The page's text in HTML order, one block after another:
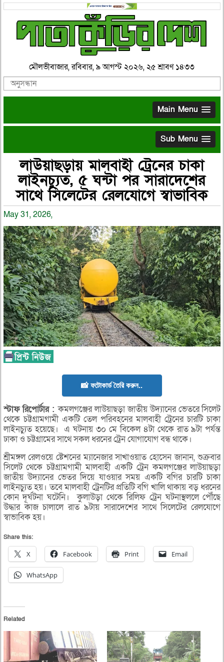
মৌলভীবাজার, রবিবার, ৯ আগস্ট ২০২৬, ২৫ শ্রাবণ ১৪৩৩
Main Menu
Sub Menu
লাউয়াছড়ায় মালবাহী ট্রেনের চাকা
লাইনচ্যুত, ৫ ঘন্টা পর সারাদেশের
সাথে সিলেটের রেলযোগে স্বাভাবিক
May 31, 2026,
📸 ফটোকার্ড তৈরি করুন..
স্টাফ রিপোর্টার:কমলগঞ্জের লাউয়াছড়া জাতীয় উদ্যানের ভেতরে সিলেট
থেকে চট্টগ্রামগামী একটি তেল পরিবহনের মালবাহী ট্রেনের চারটি চাকা
লাইনচ্যুত হয়েছে। এ ঘটনায় ৩০ মে বিকেল ৪টা থেকে রাত ৯টা পর্যন্ত
ঢাকা ও চট্টগ্রামের সাথে সকল ধরনের ট্রেন যোগাযোগ বন্ধ থাকে।
শ্রীমঙ্গল রেলওয়ে ষ্টেশনের ম্যানেজার সাখাওয়াত হোসেন জানান, শুক্রবার
সিলেট থেকে চট্টগ্রামগামী মালবাহী একটি ট্রেন কমলগঞ্জের লাউয়াছড়া
জাতীয় উদ্যানের ভেতর দিয়ে যাওয়ার সময় একটি বগির চারটি চাকা
লাইনচ্যুত হয়। তবে মালবাহী ট্রেনটির প্রতিটি বগি খালি থাকায় বড় ধরনের
কোন দূর্ঘটনা ঘটেনি। কুলাউড়া থেকে রিলিফ ট্রেন ঘটনাস্থললে পৌঁছে
উদ্ধার কাজ চালালে রাত ৯টায় সারাদেশের সাথে সিলেটের রেলযোগে
স্বাভাবিক হয়।
Share this:
X Facebook Print Email
WhatsApp
Related